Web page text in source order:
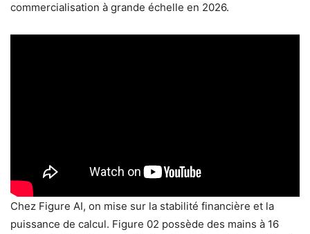
commercialisation à grande échelle en 2026.
Chez Figure AI, on mise sur la stabilité financière et la
puissance de calcul. Figure 02 possède des mains à 16